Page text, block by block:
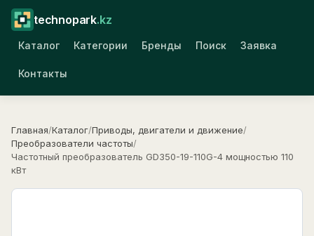
technopark.kz
Каталог Категории Бренды Поиск Заявка
Контакты
Главная/Каталог/Приводы, двигатели и движение/
Преобразователи частоты/
Частотный преобразователь GD350-19-110G-4 мощностью 110
кВт